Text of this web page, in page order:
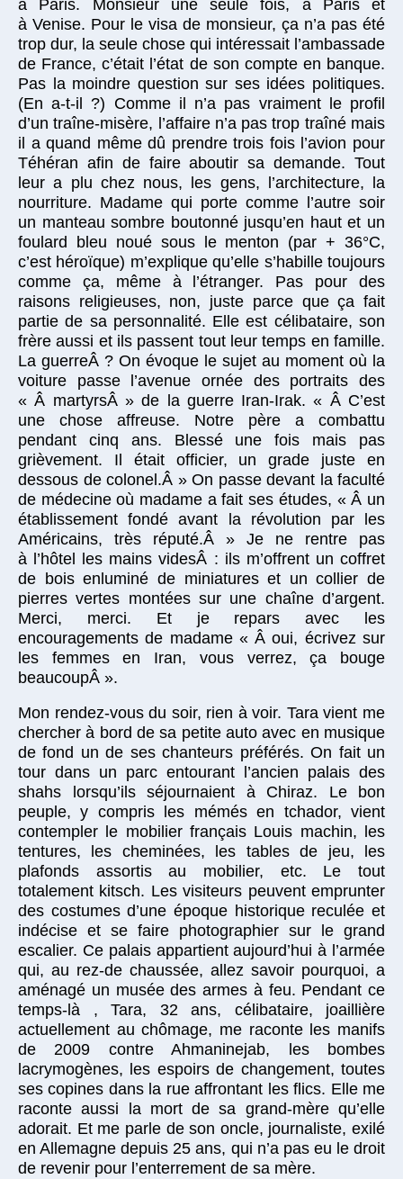
à Paris. Monsieur une seule fois, à Paris et
à Venise. Pour le visa de monsieur, ça n’a pas été
trop dur, la seule chose qui intéressait l’ambassade
de France, c’était l’état de son compte en banque.
Pas la moindre question sur ses idées politiques.
(En a-t-il ?) Comme il n’a pas vraiment le profil
d’un traîne-misère, l’affaire n’a pas trop traîné mais
il a quand même dû prendre trois fois l’avion pour
Téhéran afin de faire aboutir sa demande. Tout
leur a plu chez nous, les gens, l’architecture, la
nourriture. Madame qui porte comme l’autre soir
un manteau sombre boutonné jusqu’en haut et un
foulard bleu noué sous le menton (par + 36°C,
c’est héroïque) m’explique qu’elle s’habille toujours
comme ça, même à l’étranger. Pas pour des
raisons religieuses, non, juste parce que ça fait
partie de sa personnalité. Elle est célibataire, son
frère aussi et ils passent tout leur temps en famille.
La guerreÂ ? On évoque le sujet au moment où la
voiture passe l’avenue ornée des portraits des
« Â martyrsÂ » de la guerre Iran-Irak. « Â C’est
une chose affreuse. Notre père a combattu
pendant cinq ans. Blessé une fois mais pas
grièvement. Il était officier, un grade juste en
dessous de colonel.Â » On passe devant la faculté
de médecine où madame a fait ses études, « Â un
établissement fondé avant la révolution par les
Américains, très réputé.Â » Je ne rentre pas
à l’hôtel les mains videsÂ : ils m’offrent un coffret
de bois enluminé de miniatures et un collier de
pierres vertes montées sur une chaîne d’argent.
Merci, merci. Et je repars avec les
encouragements de madame « Â oui, écrivez sur
les femmes en Iran, vous verrez, ça bouge
beaucoupÂ ».
Mon rendez-vous du soir, rien à voir. Tara vient me
chercher à bord de sa petite auto avec en musique
de fond un de ses chanteurs préférés. On fait un
tour dans un parc entourant l’ancien palais des
shahs lorsqu’ils séjournaient à Chiraz. Le bon
peuple, y compris les mémés en tchador, vient
contempler le mobilier français Louis machin, les
tentures, les cheminées, les tables de jeu, les
plafonds assortis au mobilier, etc. Le tout
totalement kitsch. Les visiteurs peuvent emprunter
des costumes d’une époque historique reculée et
indécise et se faire photographier sur le grand
escalier. Ce palais appartient aujourd’hui à l’armée
qui, au rez-de chaussée, allez savoir pourquoi, a
aménagé un musée des armes à feu. Pendant ce
temps-là , Tara, 32 ans, célibataire, joaillière
actuellement au chômage, me raconte les manifs
de 2009 contre Ahmaninejab, les bombes
lacrymogènes, les espoirs de changement, toutes
ses copines dans la rue affrontant les flics. Elle me
raconte aussi la mort de sa grand-mère qu’elle
adorait. Et me parle de son oncle, journaliste, exilé
en Allemagne depuis 25 ans, qui n’a pas eu le droit
de revenir pour l’enterrement de sa mère.